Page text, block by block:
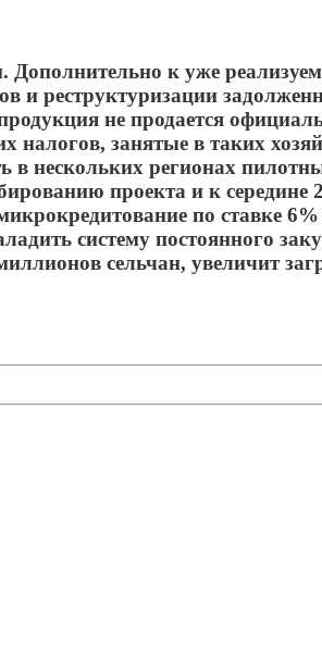
к уже
реструктуризации
не продается
налогов, занятые в таких
нескольких регионах
проекта и к
по ставке
систему постоянного
сельчан, увеличит